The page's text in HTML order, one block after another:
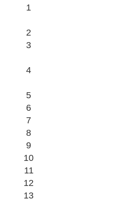
1
2
3
4
5
6
7
8
9
10
11
12
13